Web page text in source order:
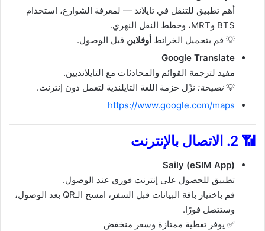
أهم تطبيق للتنقل في تايلاند — لمعرفة الشوارع، استخدام
BTS وMRT، وخطط النقل النهري.
💡 قم بتحميل الخرائط أوفلاين قبل الوصول.
Google Translate
مفيد لترجمة القوائم والمحادثات مع التايلانديين.
💡نصيحة: نزّل حزمة اللغة التايلندية لتعمل دون إنترنت.
https://www.google.com/maps
📶 2. الاتصال بالإنترنت
Saily (eSIM App)
تطبيق للحصول على إنترنت فوري عند الوصول.
فم باختيار باقة البيانات قبل السفر، امسح الـQR بعد الوصول،
وستتصل فورًا.
✅ يوفر تغطية ممتازة وسعر منخفض